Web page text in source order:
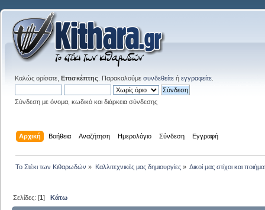
Καλώς ορίσατε, Επισκέπτης . Παρακαλούμε συνδεθείτε ή εγγραφείτε
Σύνδεση με όνομα, κωδικό και διάρκεια σύνδεσης
Αρχική Βοήθεια Αναζήτηση Ημερολόγιο Σύνδεση Εγγραφή
Το Στέκι των Κιθαρωδών » Καλλιτεχνικές μας δημιουργίες» Δικοί μας στίχοι και
Σελίδες: [1]Κάτω